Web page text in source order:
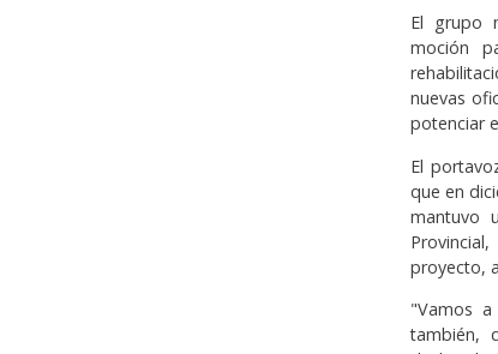
El grupo
moción
nuevas
potenciar
El
que en
mantuvo
proyecto,
"Vamos
también,